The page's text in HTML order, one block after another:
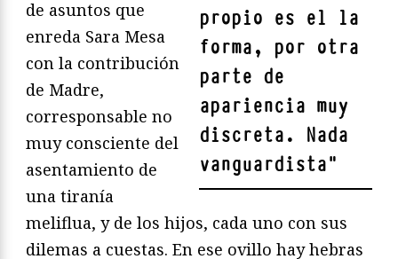
propio es el la
forma, por otra
parte de
apariencia muy
discreta. Nada
vanguardista"
de asuntos que
enreda Sara Mesa
con la contribución
de Madre,
corresponsable no
muy consciente del
asentamiento de
una tiranía
meliflua, y de los hijos, cada uno con sus
dilemas a cuestas. En ese ovillo hay hebras